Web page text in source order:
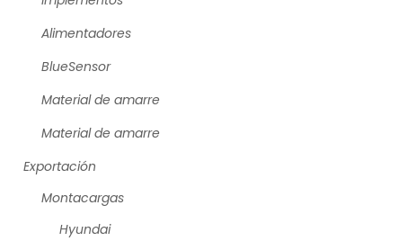
Alimentadores
BlueSensor
Material de amarre
Material de amarre
Exportación
Montacargas
Hyundai